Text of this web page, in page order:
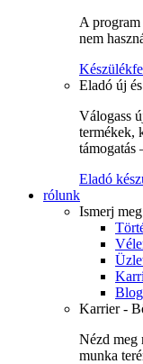
A
nem
Eladó új
Válogass
termékek,
támogatás
Eladó
rólunk
Ismerj
Blog
Karrier -
Nézd meg
munka